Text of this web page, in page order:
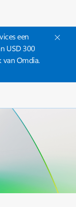
een
USD 300
van Omdia.